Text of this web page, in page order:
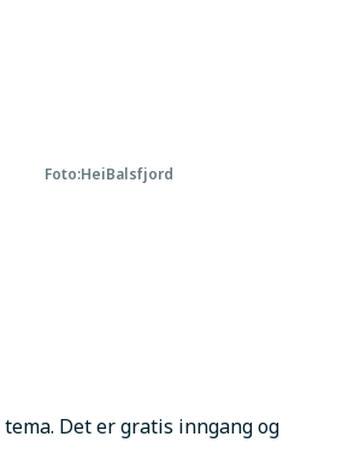
Foto:HeiBalsfjord
Det er gratis inngang og